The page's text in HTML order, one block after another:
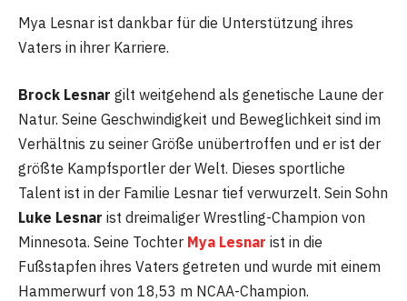
Mya Lesnar ist dankbar für die Unterstützung ihres
Vaters in ihrer Karriere.
Brock Lesnar gilt weitgehend als genetische Laune der
Natur. Seine Geschwindigkeit und Beweglichkeit sind im
Verhältnis zu seiner Größe unübertroffen und er ist der
größte Kampfsportler der Welt. Dieses sportliche
Talent ist in der Familie Lesnar tief verwurzelt. Sein Sohn
Luke Lesnar ist dreimaliger Wrestling-Champion von
Minnesota. Seine Tochter Mya Lesnar ist in die
Fußstapfen ihres Vaters getreten und wurde mit einem
Hammerwurf von 18,53 m NCAA-Champion.